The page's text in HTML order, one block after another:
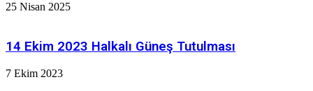
25 Nisan 2025
14 Ekim 2023 Halkalı Güneş Tutulması
7 Ekim 2023